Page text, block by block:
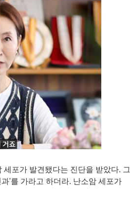
포가 발견됐다는 진단을 받았다. 그
'를 가라고 하더라. 난소암 세포가